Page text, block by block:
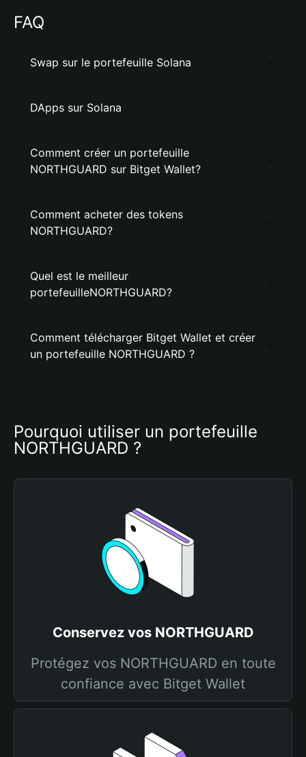
FAQ
Swap sur le portefeuille Solana
DApps sur Solana
Comment créer un portefeuille
NORTHGUARD sur Bitget Wallet?
Comment acheter des tokens
NORTHGUARD?
Quel est le meilleur
portefeuilleNORTHGUARD?
Comment télécharger Bitget Wallet et créer
un portefeuille NORTHGUARD ?
Pourquoi utiliser un portefeuille
NORTHGUARD ?
Conservez vos NORTHGUARD
Protégez vos NORTHGUARD en toute
confiance avec Bitget Wallet